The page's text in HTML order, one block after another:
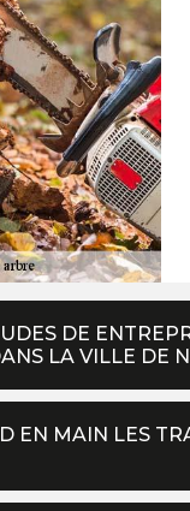
DE
LA VILLE DE
EN MAIN LES